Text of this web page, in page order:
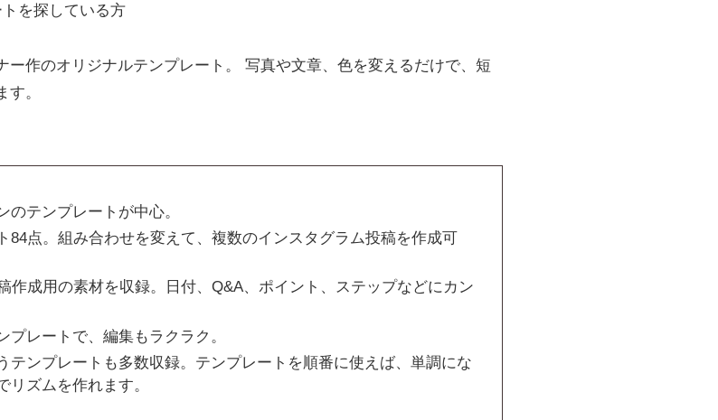
を探している方
ー作のオリジナルテンプレート。 写真や文章、色を変えるだけで、短
。
テンプレートが中心。
84点。組み合わせを変えて、複数のインスタグラム投稿を作成可
作成用の素材を収録。日付、Q&A、ポイント、ステップなどにカン
レートで、編集もラクラク。
テンプレートも多数収録。テンプレートを順番に使えば、単調にな
リズムを作れます。